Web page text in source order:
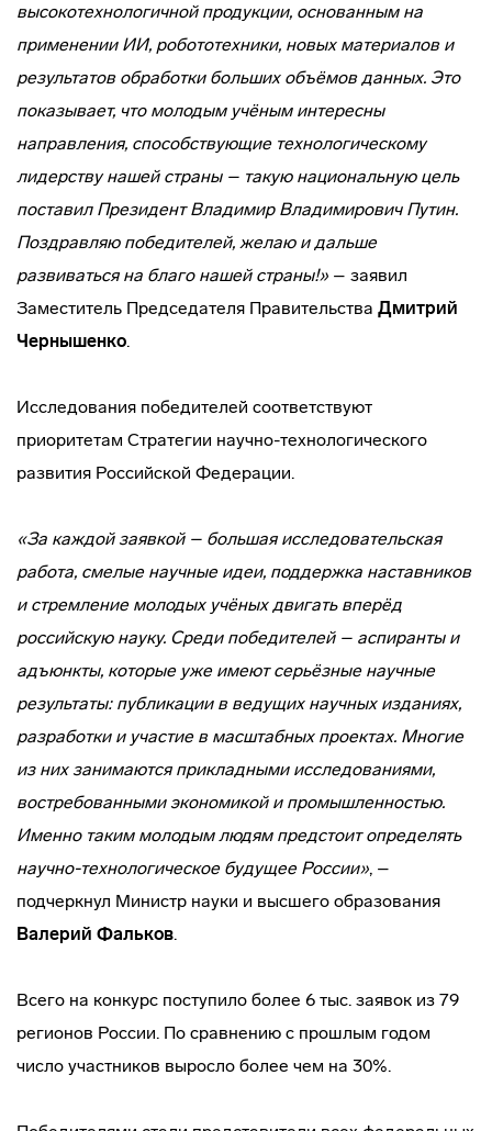
высокотехнологичной продукции, основанным на
применении ИИ, робототехники, новых материалов и
результатов обработки больших объёмов данных. Это
показывает, что молодым учёным интересны
направления, способствующие технологическому
лидерству нашей страны – такую национальную цель
поставил Президент Владимир Владимирович Путин.
Поздравляю победителей, желаю и дальше
развиваться на благо нашей страны!» – заявил
Заместитель Председателя Правительства Дмитрий
Чернышенко.
Исследования победителей соответствуют
приоритетам Стратегии научно-технологического
развития Российской Федерации.
«За каждой заявкой – большая исследовательская
работа, смелые научные идеи, поддержка наставников
и стремление молодых учёных двигать вперёд
российскую науку. Среди победителей – аспиранты и
адъюнкты, которые уже имеют серьёзные научные
результаты: публикации в ведущих научных изданиях,
разработки и участие в масштабных проектах. Многие
из них занимаются прикладными исследованиями,
востребованными экономикой и промышленностью.
Именно таким молодым людям предстоит определять
научно-технологическое будущее России», –
подчеркнул Министр науки и высшего образования
Валерий Фальков.
Всего на конкурс поступило более 6 тыс. заявок из 79
регионов России. По сравнению с прошлым годом
число участников выросло более чем на 30%.